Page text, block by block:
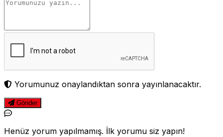
Yorumunuz onaylandıktan sonra yayınlanacaktır.
Gönder
Henüz yorum yapılmamış. İlk yorumu siz yapın!